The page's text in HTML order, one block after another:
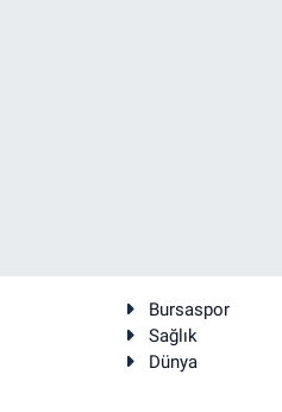
Bursaspor
Sağlık
Dünya